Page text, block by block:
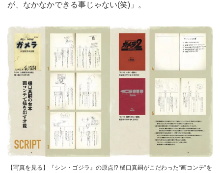
が、なかなかできる事じゃない(笑)」。
【写真を見る】『シン・ゴジラ』の原点!? 樋口真嗣がこだわった“画コンテ”を